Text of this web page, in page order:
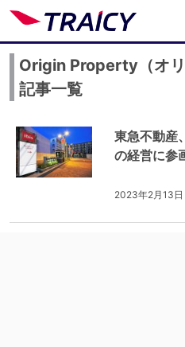
Origin Property（オ
記事一覧
東急不動産
の経営に参
2023年2月13